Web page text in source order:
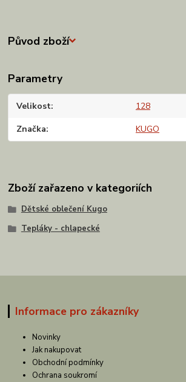
Původ zboží
Parametry
Velikost 128
Značka KUGO
Zboží zařazeno v kategoriích
Dětské oblečení Kugo
Tepláky - chlapecké
Informace pro zákazníky
Novinky
Jak nakupovat
Obchodní podmínky
Ochrana soukromí